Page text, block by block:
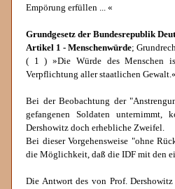
Empörung erfüllen ... «
Grundgesetz der Bundesrepublik
Artikel 1 - Menschenwürde;
( 1 ) »Die Würde des Menschen
Verpflichtung aller staatlichen
Bei der Beobachtung der
gefangenen Soldaten unternimmt,
Dershowitz doch erhebliche Zweifel.
Bei dieser Vorgehensweise "ohne
die Möglichkeit, daß die IDF mit den
Die Antwort des von Prof.